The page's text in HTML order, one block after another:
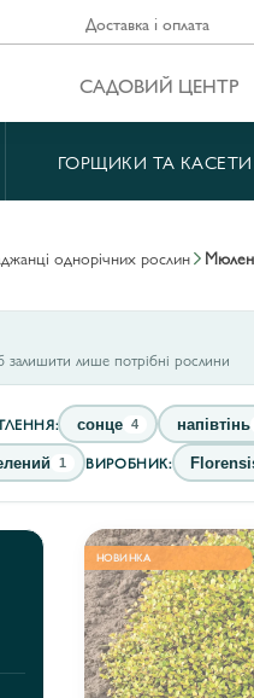
Доставка і оплата
САДОВИЙ ЦЕНТР
ГОРЩИКИ ТА КАСЕТИ
однорічних рослин
залишити лише потрібні рослини
сонце 4 напівтінь
1 ВИРОБНИК:
НОВИНКА